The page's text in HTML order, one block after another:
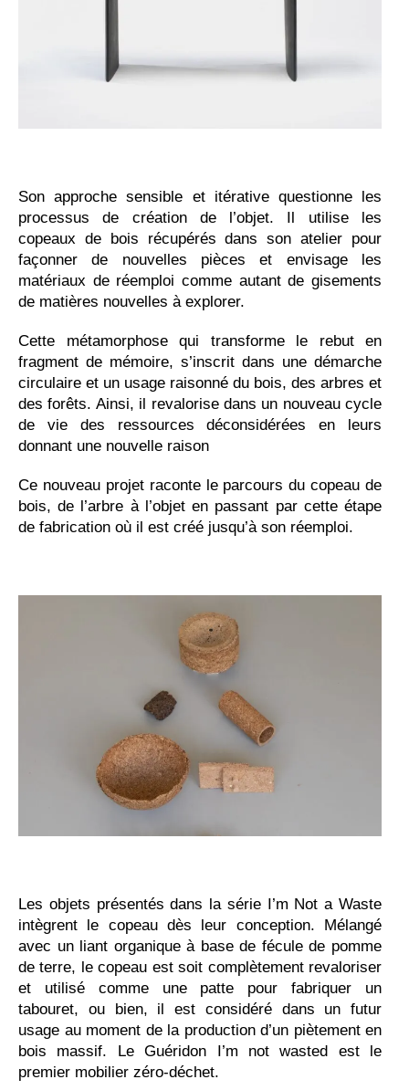
Son approche sensible et itérative questionne les
processus de création de l’objet. Il utilise les
copeaux de bois récupérés dans son atelier pour
façonner de nouvelles pièces et envisage les
matériaux de réemploi comme autant de gisements
de matières nouvelles à explorer.
Cette métamorphose qui transforme le rebut en
fragment de mémoire, s’inscrit dans une démarche
circulaire et un usage raisonné du bois, des arbres et
des forêts. Ainsi, il revalorise dans un nouveau cycle
de vie des ressources déconsidérées en leurs
donnant une nouvelle raison
Ce nouveau projet raconte le parcours du copeau de
bois, de l’arbre à l’objet en passant par cette étape
de fabrication où il est créé jusqu’à son réemploi.
Les objets présentés dans la série I’m Not a Waste
intègrent le copeau dès leur conception. Mélangé
avec un liant organique à base de fécule de pomme
de terre, le copeau est soit complètement revaloriser
et utilisé comme une patte pour fabriquer un
tabouret, ou bien, il est considéré dans un futur
usage au moment de la production d’un piètement en
bois massif. Le Guéridon I’m not wasted est le
premier mobilier zéro-déchet.